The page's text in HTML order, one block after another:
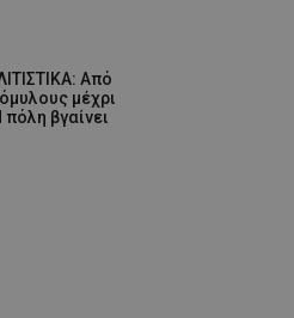
Από
μέχρι
βγαίνει